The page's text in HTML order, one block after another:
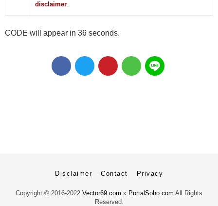
disclaimer.
CODE will appear in 36 seconds.
Disclaimer Contact Privacy
Copyright © 2016-2022 Vector69.com x PortalSoho.com All Rights
Reserved.